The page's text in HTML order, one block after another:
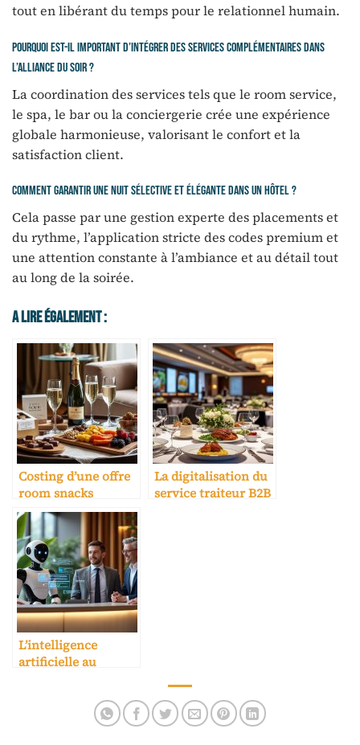
tout en libérant du temps pour le relationnel humain.
Pourquoi est-il important d’intégrer des services complémentaires dans
l’alliance du soir ?
La coordination des services tels que le room service,
le spa, le bar ou la conciergerie crée une expérience
globale harmonieuse, valorisant le confort et la
satisfaction client.
Comment garantir une nuit sélective et élégante dans un hôtel ?
Cela passe par une gestion experte des placements et
du rythme, l’application stricte des codes premium et
une attention constante à l’ambiance et au détail tout
au long de la soirée.
A Lire Également :
Costing d’une offre
room snacks
premium
La digitalisation du
service traiteur B2B
L’intelligence
artificielle au